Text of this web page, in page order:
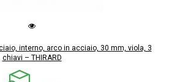
interno, arco in acciaio, 30 mm, viola, 3
chiavi – THIRARD